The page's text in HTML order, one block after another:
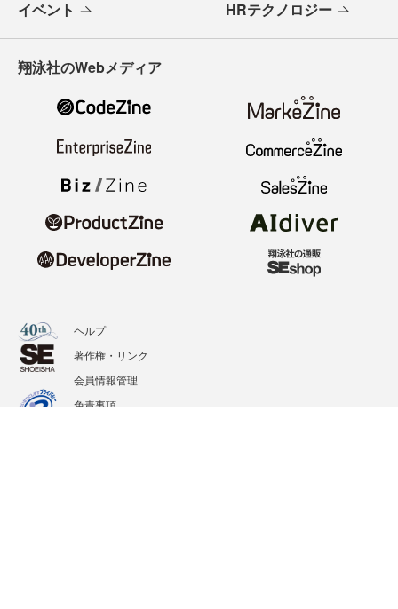
イベント HRテクノロジー
翔泳社のWebメディア
ヘルプ
著作権・リンク
会員情報管理
免責事項